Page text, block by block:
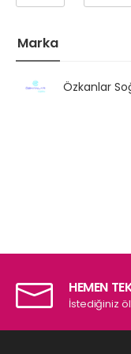
Marka
Özkanlar
HEMEN
İstediğiniz